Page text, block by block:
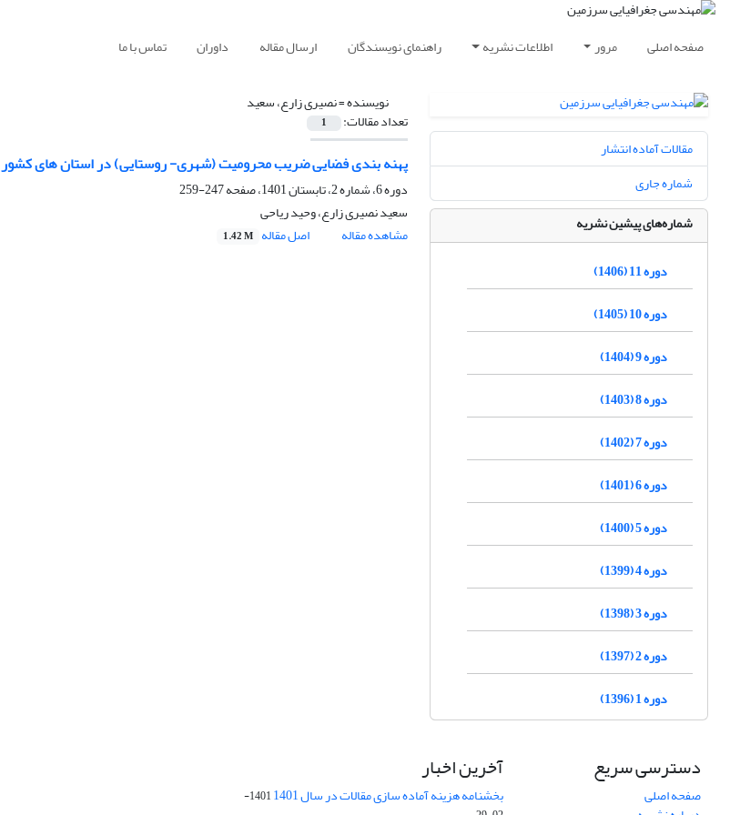
صفحه اصلی مرور اطلاعات نشریه راهنمای نویسندگان ارسال مقاله داوران تماس با ما
نویسنده =نصیری زارع، سعید
تعداد مقالات: 1
پهنه بندی فضایی ضریب محرومیت (شهری- روستایی) در استان های کشور
دوره 6، شماره 2، تابستان 1401، صفحه
247-259
سعید نصیری زارع، وحید ریاحی
مشاهده مقاله
اصل مقاله 1.42 M
مقالات آماده انتشار
شماره جاری
شماره‌های پیشین نشریه
دوره 11 (1406)
دوره 10 (1405)
دوره 9 (1404)
دوره 8 (1403)
دوره 7 (1402)
دوره 6 (1401)
دوره 5 (1400)
دوره 4 (1399)
دوره 3 (1398)
دوره 2 (1397)
دوره 1 (1396)
دسترسی سریع
صفحه اصلی
آخرین اخبار
بخشنامه هزینه آماده سازی مقالات در سال 1401
1401-